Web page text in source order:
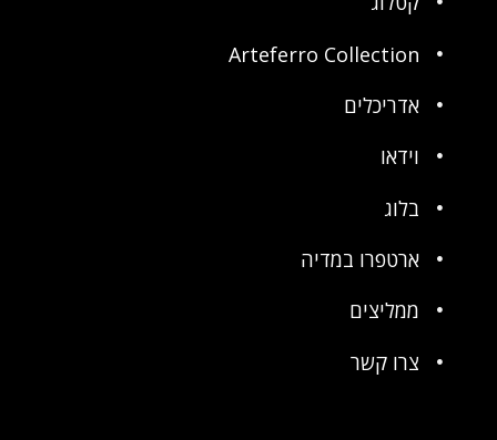
Arteferro Collection
אדריכלים
וידאו
בלוג
ארטפרו במדיה
ממליצים
צרו קשר